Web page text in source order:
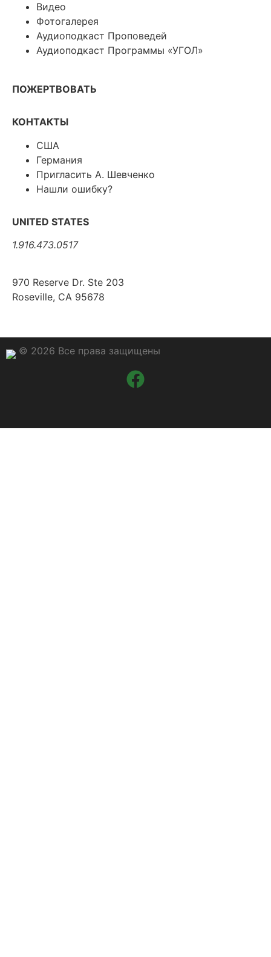
Видео
Фотогалерея
Аудиоподкаст Проповедей
Аудиоподкаст Программы «УГОЛ»
ПОЖЕРТВОВАТЬ
КОНТАКТЫ
США
Германия
Пригласить А. Шевченко
Нашли ошибку?
UNITED STATES
1.916.473.0517
970 Reserve Dr. Ste 203
Roseville, CA 95678
© 2026 Все права защищены